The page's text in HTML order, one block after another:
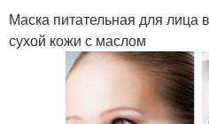
Маска питательная для лица
сухой кожи с маслом